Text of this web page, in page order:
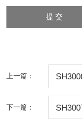
上一篇：
下一篇：